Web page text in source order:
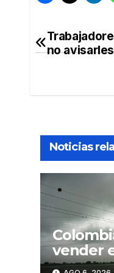
no
Noticias
vender